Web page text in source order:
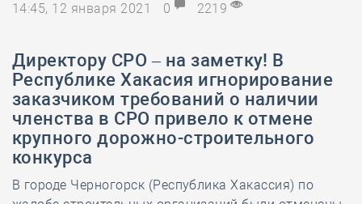
14:45, 12 января 2021
0 2219
Директору СРО – на заметку! В
Республике Хакасия игнорирование
заказчиком требований о наличии
членства в СРО привело к отмене
крупного дорожно-строительного
конкурса
В городе Черногорск (Республика Хакассия) по